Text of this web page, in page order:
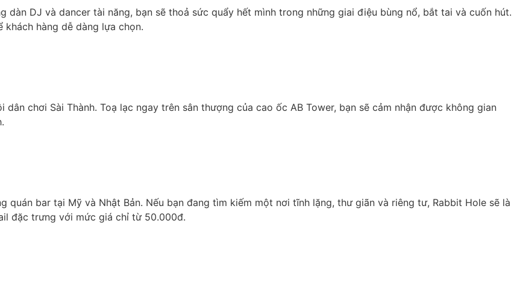
dàn DJ và dancer tài năng, bạn sẽ thoả sức quẩy hết mình trong những giai điệu bùng nổ, bắt tai và cuốn hút.
hàng dễ dàng lựa chọn.
chơi Sài Thành. Toạ lạc ngay trên sân thượng của cao ốc AB Tower, bạn sẽ cảm nhận được không gian
bar tại Mỹ và Nhật Bản. Nếu bạn đang tìm kiếm một nơi tĩnh lặng, thư giãn và riêng tư, Rabbit Hole sẽ là
đặc trưng với mức giá chỉ từ 50.000đ.